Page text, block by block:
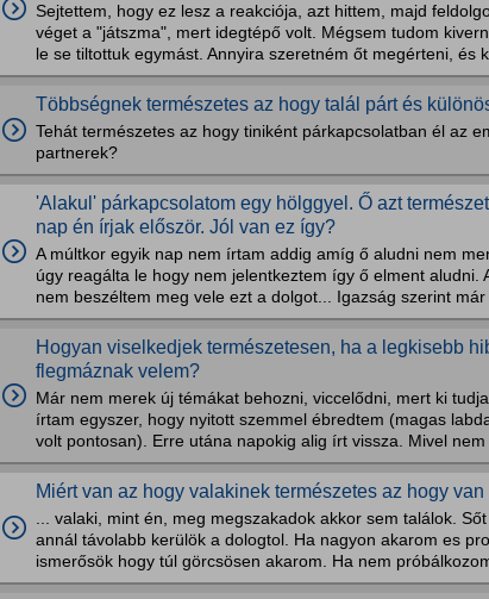
Sejtettem, hogy ez lesz a reakciója, azt hittem, majd
véget a "játszma", mert idegtépő volt. Mégsem tudom
le se tiltottuk egymást. Annyira szeretném őt megérteni, és
Többségnek természetes az hogy talál párt és
Tehát természetes az hogy tiniként párkapcsolatban él az
partnerek?
'Alakul' párkapcsolatom egy hölggyel. Ő azt
nap én írjak először. Jól van ez így?
A múltkor egyik nap nem írtam addig amíg ő aludni nem
úgy reagálta le hogy nem jelentkeztem így ő elment aludni.
nem beszéltem meg vele ezt a dolgot... Igazság szerint
Hogyan viselkedjek természetesen, ha a legkisebb
flegmáznak velem?
Már nem merek új témákat behozni, viccelődni, mert ki
írtam egyszer, hogy nyitott szemmel ébredtem (magas
volt pontosan). Erre utána napokig alig írt vissza. Mivel
Miért van az hogy valakinek természetes az hogy
... valaki, mint én, meg megszakadok akkor sem találok.
annál távolabb kerülök a dologtol. Ha nagyon akarom es
ismerősök hogy túl görcsösen akarom. Ha nem